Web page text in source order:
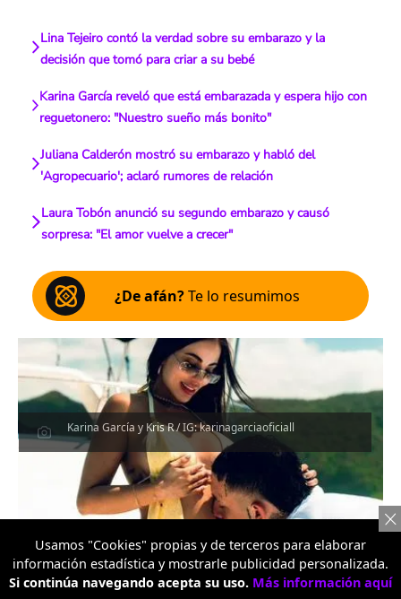
Lina Tejeiro contó la verdad sobre su embarazo y la
decisión que tomó para criar a su bebé
Karina García reveló que está embarazada y espera hijo con
reguetonero: "Nuestro sueño más bonito"
Juliana Calderón mostró su embarazo y habló del
'Agropecuario'; aclaró rumores de relación
Laura Tobón anunció su segundo embarazo y causó
sorpresa: "El amor vuelve a crecer"
¿De afán?Te lo resumimos
Karina García y Kris R / IG: karinagarciaoficiall
Por:Redacción Entretenimiento
Usamos "Cookies" propias y de terceros para elaborar
información estadística y mostrarle publicidad personalizada.
Si continúa navegando acepta su uso. Más información aquí